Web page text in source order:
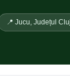
📍 Jucu, Județul Cluj